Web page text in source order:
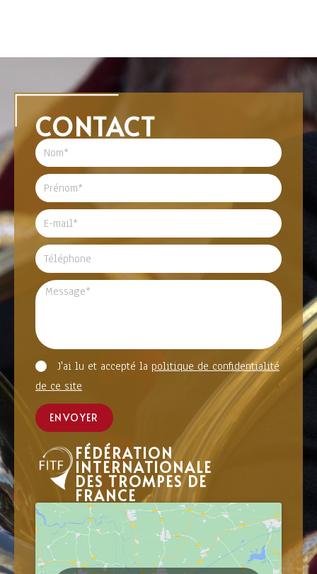
CONTACT
J'ai lu et accepté la politique de confidentialité
de ce site
ENVOYER
FÉDÉRATION
INTERNATIONALE
DES TROMPES DE
FRANCE